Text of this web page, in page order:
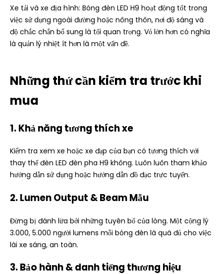
Xe tải và xe địa hình: Bóng đèn LED H9 hoạt động tốt trong
việc sử dụng ngoài đường hoặc nông thôn, nơi độ sáng và
độ chắc chắn bổ sung là tối quan trọng. Vỏ lớn hơn có nghĩa
là quản lý nhiệt ít hơn là một vấn đề.
Những thứ cần kiểm tra trước khi
mua
1. Khả năng tương thích xe
Kiểm tra xem xe hoặc xe đạp của bạn có tương thích với
thay thế đèn LED đèn pha H9 không. Luôn luôn tham khảo
hướng dẫn sử dụng hoặc hướng dẫn đồ đạc trực tuyến.
2. Lumen Output & Beam Mẫu
Đừng bị đánh lừa bởi những tuyên bố của lòng. Một cộng lý
3.000, 5.000 người lumens mỗi bóng đèn là quá đủ cho việc
lái xe sáng, an toàn.
3. Bảo hành & danh tiếng thương hiệu